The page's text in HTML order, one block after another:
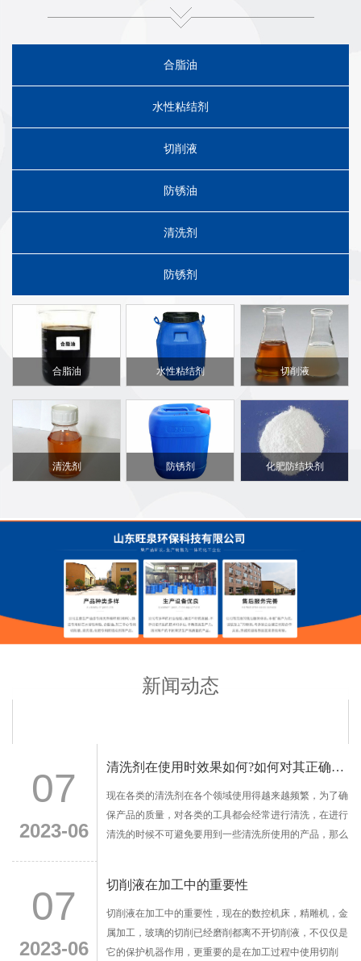
业务。
合脂油
水性粘结剂
切削液
防锈油
清洗剂
防锈剂
油漆无苯稀释剂
无铬钝化剂
除油剂
腈纶胶水
合脂油 水性粘结剂 切削液
清洗剂 防锈剂 化肥防结块剂
新闻动态
07
2023-06
清洗剂在使用时效果如何?如何对其正确使用?
现在各类的清洗剂在各个领域使用得越来越频繁，为了确
保产品的质量，对各类的工具都会经常进行清洗，在进行
清洗的时候不可避免要用到一些清洗所使用的产品，那么
07
2023-06
切削液在加工中的重要性
切削液在加工中的重要性，现在的数控机床，精雕机，金
属加工，玻璃的切削已经磨削都离不开切削液，不仅仅是
它的保护机器作用，更重要的是在加工过程中使用切削